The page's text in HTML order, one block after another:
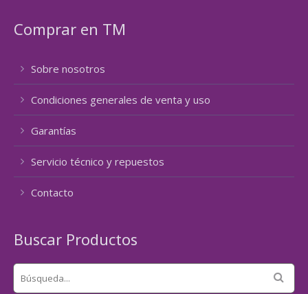
Comprar en TM
Sobre nosotros
Condiciones generales de venta y uso
Garantías
Servicio técnico y repuestos
Contacto
Buscar Productos